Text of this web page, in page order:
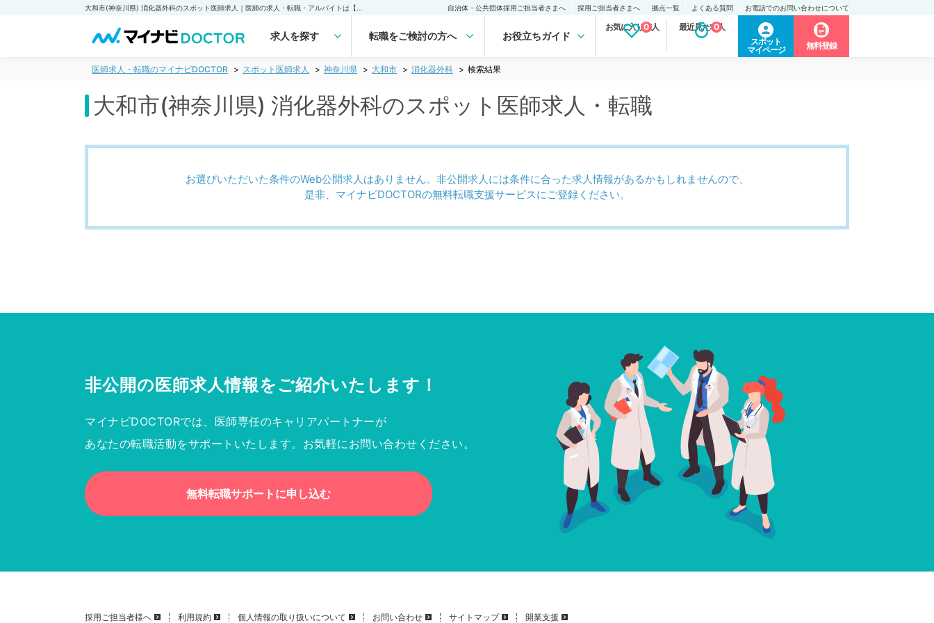
自治体・公共団体採用ご担当者さまへ 採用ご担当者さまへ 拠点一覧 よくある質問 お電話でのお問い合わせについて
求人を探す 転職をご検討の方へ お役立ちガイド
お気に入り求人
0 最近見た求人
0
スポット
マイページ
無料登録
医師求人・転職のマイナビDOCTOR スポット医師求人 神奈川県 大和市 消化器外科 検索結果
大和市(神奈川県) 消化器外科のスポット医師求人・転職
お選びいただいた条件のWeb公開求人はありません。非公開求人には条件に合った求人情報があるかもしれませんので、
是非、マイナビDOCTORの無料転職支援サービスにご登録ください。
非公開の医師求人情報をご紹介いたします！
マイナビDOCTORでは、医師専任のキャリアパートナーが
あなたの転職活動をサポートいたします。お気軽にお問い合わせください。
無料転職サポートに申し込む
採用ご担当者様へ 利用規約 個人情報の取り扱いについて お問い合わせ サイトマップ 開業支援